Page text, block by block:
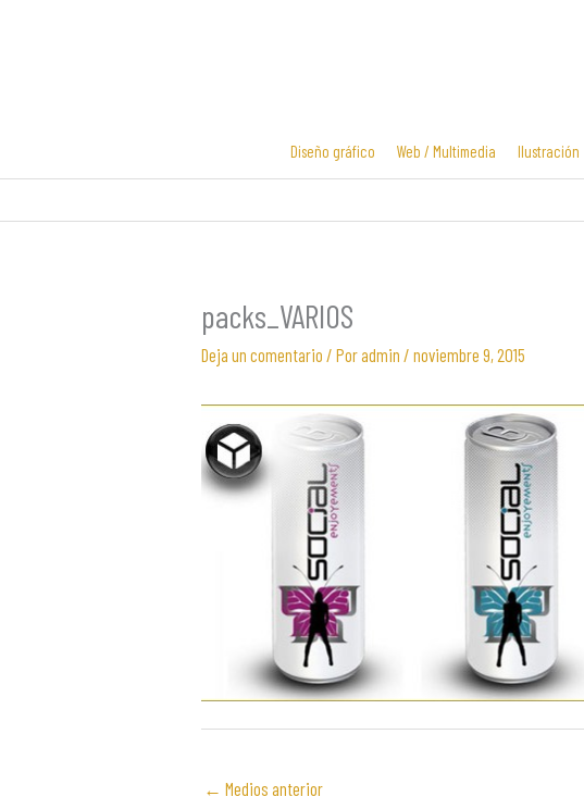
Diseño gráfico Web / Multimedia
Diseño y
Ilustración
packs_VARIOS
Deja un comentario / Poradmin / noviembre 9, 2015
← Medios anterior